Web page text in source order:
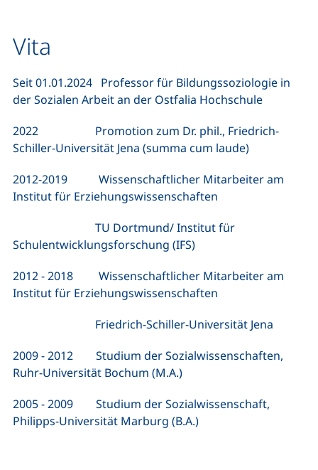
Vita
Seit 01.01.2024 Professor für Bildungssoziologie in
der Sozialen Arbeit an der Ostfalia Hochschule
2022 Promotion zum Dr. phil., Friedrich-
Schiller-Universität Jena (summa cum laude)
2012-2019 Wissenschaftlicher Mitarbeiter am
Institut für Erziehungswissenschaften
TU Dortmund/ Institut für
Schulentwicklungsforschung (IFS)
2012 - 2018 Wissenschaftlicher Mitarbeiter am
Institut für Erziehungswissenschaften
Friedrich-Schiller-Universität Jena
2009 - 2012 Studium der Sozialwissenschaften,
Ruhr-Universität Bochum (M.A.)
2005 - 2009 Studium der Sozialwissenschaft,
Philipps-Universität Marburg (B.A.)